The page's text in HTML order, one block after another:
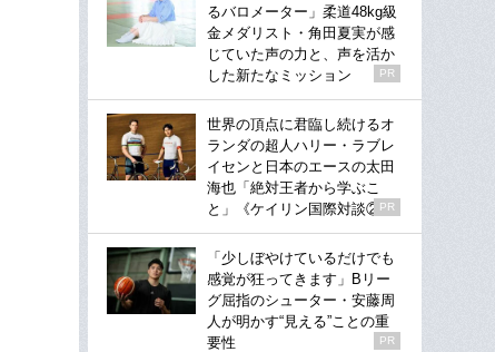
るバロメーター」柔道48kg級
金メダリスト・角田夏実が感
じていた声の力と、声を活か
した新たなミッション
PR
世界の頂点に君臨し続けるオ
ランダの超人ハリー・ラブレ
イセンと日本のエースの太田
海也「絶対王者から学ぶこ
と」《ケイリン国際対談②》
PR
「少しぼやけているだけでも
感覚が狂ってきます」Bリー
グ屈指のシューター・安藤周
人が明かす“見える”ことの重
要性
PR